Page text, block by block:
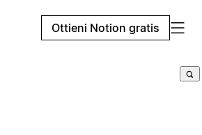
Ottieni Notion gratis